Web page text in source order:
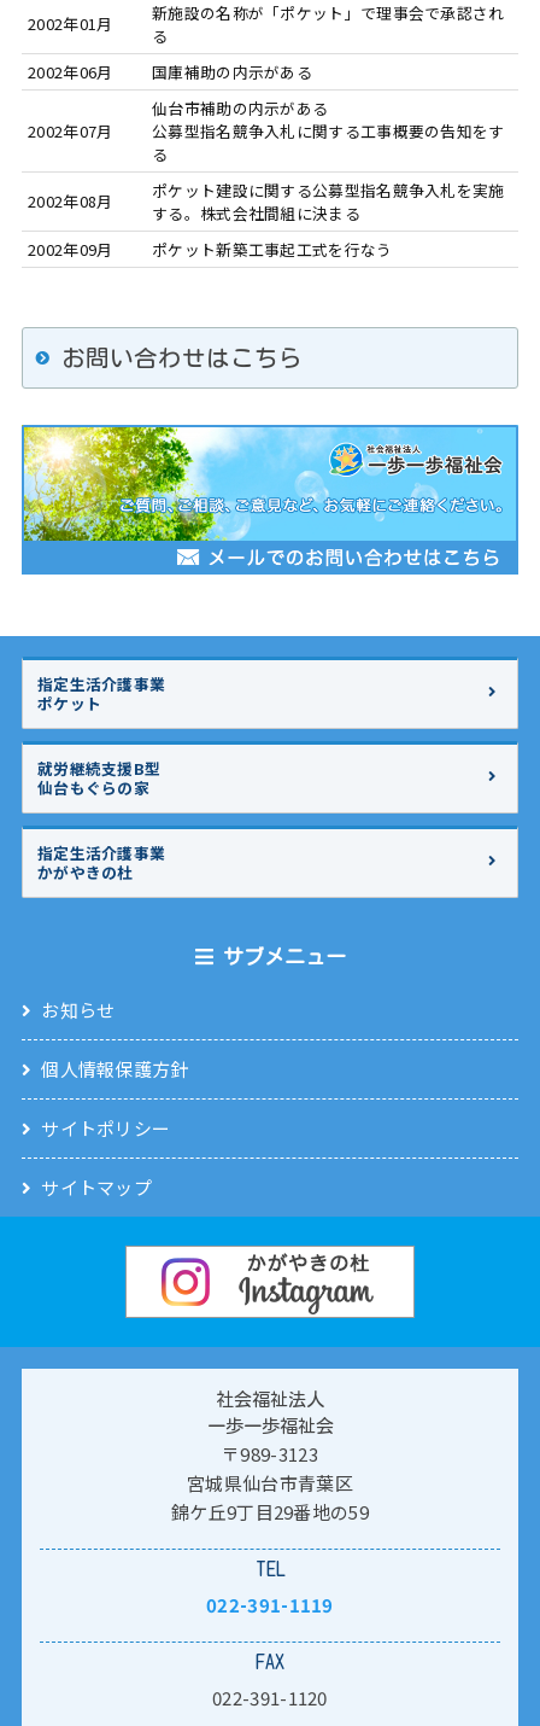
2002年01月
新施設の名称が「ポケット」で理事会で承認され
る
2002年06月
国庫補助の内示がある
2002年07月
仙台市補助の内示がある
公募型指名競争入札に関する工事概要の告知をす
る
2002年08月
ポケット建設に関する公募型指名競争入札を実施
する。株式会社間組に決まる
2002年09月
ポケット新築工事起工式を行なう
お問い合わせはこちら
指定生活介護事業
ポケット
就労継続支援B型
仙台もぐらの家
指定生活介護事業
かがやきの杜
サブメニュー
お知らせ
個人情報保護方針
サイトポリシー
サイトマップ
社会福祉法人
一歩一歩福祉会
〒989-3123
宮城県仙台市青葉区
錦ケ丘9丁目29番地の59
TEL
022-391-1119
FAX
022-391-1120